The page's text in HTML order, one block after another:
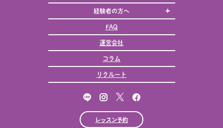
経験者の方へ
FAQ
運営会社
コラム
リクルート
レッスン予約